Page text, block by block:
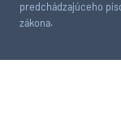
predchádzajúceho
zákona.